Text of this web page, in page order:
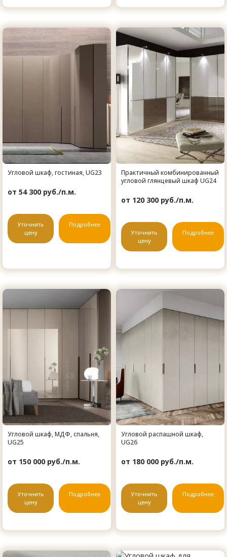
Угловой шкаф, гостиная, UG23
от 54 300 руб./п.м.
Уточнить
цену
Подробнее
Практичный комбинированный
угловой глянцевый шкаф UG24
от 120 300 руб./п.м.
Уточнить
цену
Подробнее
Угловой шкаф, МДФ, спальня,
UG25
от 150 000 руб./п.м.
Уточнить
цену
Подробнее
Угловой распашной шкаф,
UG26
от 180 000 руб./п.м.
Уточнить
цену
Подробнее